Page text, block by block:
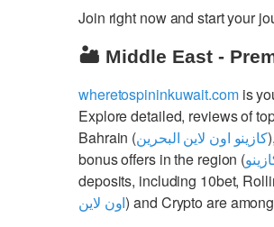
Join right now and start your
🏜️ Middle East -
wheretospininkuwait.comis
Explore detailed, reviews of
Bahrain (كازينو اون لاين البحرين
bonus offers in the region (
deposits, including 10bet,
اون لاين) and Crypto are